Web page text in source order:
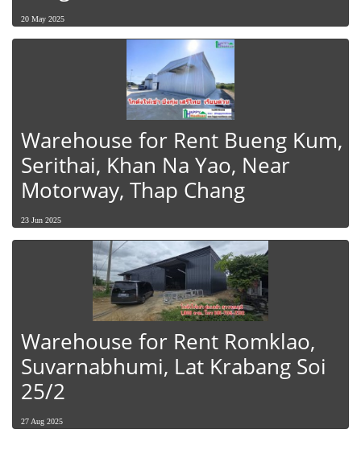
20 May 2025
Warehouse for Rent Bueng Kum,
Serithai, Khan Na Yao, Near
Motorway, Thap Chang
23 Jun 2025
Warehouse for Rent Romklao,
Suvarnabhumi, Lat Krabang Soi
25/2
27 Aug 2025